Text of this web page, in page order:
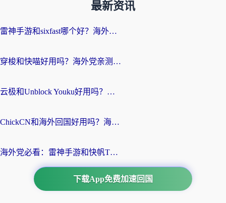
最新资讯
雷神手游和sixfast哪个好？海外党亲测3款回国加速器，教你选对不踩坑
穿梭和快喵好用吗？海外党亲测：小众加速器对比+番茄加速器深度体验
云极和Unblock Youku好用吗？海外党亲测+2026回国加速器避坑指南
ChickCN和海外回国好用吗？海外党2026亲测：从手游到影音，选对加速器的3个关键
海外党必看：雷神手游和快帆TV版好用吗？3步选对回国加速器不踩坑
下载App免费加速回国